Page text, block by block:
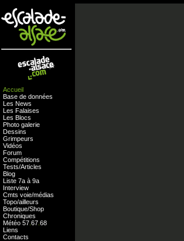
Accueil
Base de données
Les News
Les Falaises
Les Blocs
Photo galerie
Dessins
Grimpeurs
Vidéos
Forum
Compétitions
Tests/Articles
Blog
Liste 7a à 9a
Interview
Cmts voie/médias
Topo/ailleurs
Boutique/Shop
Chroniques
Météo 57 67 68
Liens
Contacts